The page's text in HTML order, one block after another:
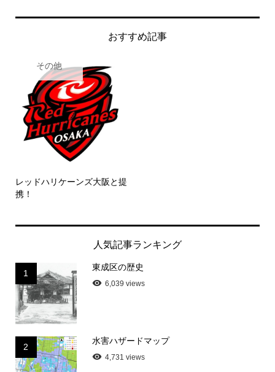
おすすめ記事
その他
レッドハリケーンズ大阪と提
携！
人気記事ランキング
1
東成区の歴史
6,039 views
2
水害ハザードマップ
4,731 views